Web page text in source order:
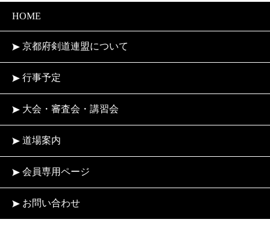
HOME
京都府剣道連盟について
行事予定
大会・審査会・講習会
道場案内
会員専用ページ
お問い合わせ